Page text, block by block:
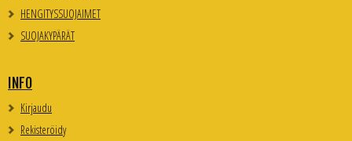
HENGITYSSUOJAIMET
SUOJAKYPÄRÄT
INFO
Kirjaudu
Rekisteröidy